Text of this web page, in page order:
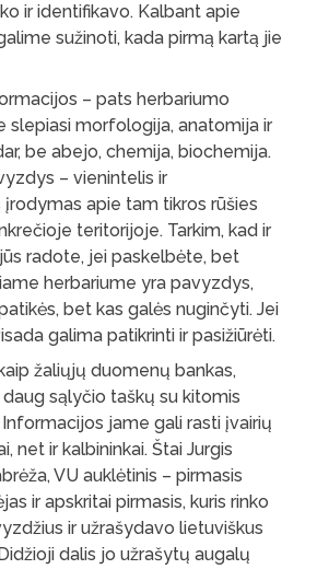
ir identifikavo. Kalbant apie
sužinoti, kada pirmą kartą jie
– pats herbariumo
slepiasi morfologija, anatomija ir
be abejo, chemija, biochemija.
– vienintelis ir
apie tam tikros rūšies
teritorijoje. Tarkim, kad ir
radote, jei paskelbėte, bet
herbariume yra pavyzdys,
bet kas galės nuginčyti. Jei
galima patikrinti ir pasižiūrėti.
žaliųjų duomenų bankas,
sąlyčio taškų su kitomis
jame gali rasti įvairių
net ir kalbininkai. Štai Jurgis
VU auklėtinis – pirmasis
ir apskritai pirmasis, kuris rinko
ir užrašydavo lietuviškus
dalis jo užrašytų augalų